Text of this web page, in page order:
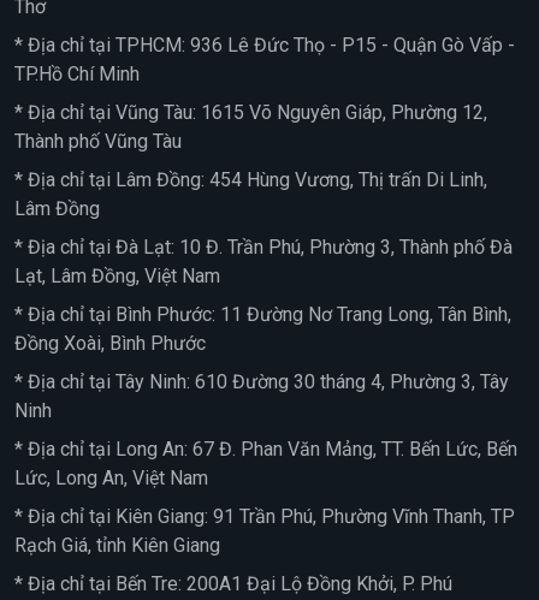
Thơ
* Địa chỉ tại TPHCM: 936 Lê Đức Thọ - P15 - Quận Gò Vấp -
TP.Hồ Chí Minh
* Địa chỉ tại Vũng Tàu: 1615 Võ Nguyên Giáp, Phường 12,
Thành phố Vũng Tàu
* Địa chỉ tại Lâm Đồng: 454 Hùng Vương, Thị trấn Di Linh,
Lâm Đồng
* Địa chỉ tại Đà Lạt: 10 Đ. Trần Phú, Phường 3, Thành phố Đà
Lạt, Lâm Đồng, Việt Nam
* Địa chỉ tại Bình Phước: 11 Đường Nơ Trang Long, Tân Bình,
Đồng Xoài, Bình Phước
* Địa chỉ tại Tây Ninh: 610 Đường 30 tháng 4, Phường 3, Tây
Ninh
* Địa chỉ tại Long An: 67 Đ. Phan Văn Mảng, TT. Bến Lức, Bến
Lức, Long An, Việt Nam
* Địa chỉ tại Kiên Giang: 91 Trần Phú, Phường Vĩnh Thanh, TP
Rạch Giá, tỉnh Kiên Giang
* Địa chỉ tại Bến Tre: 200A1 Đại Lộ Đồng Khởi, P. Phú